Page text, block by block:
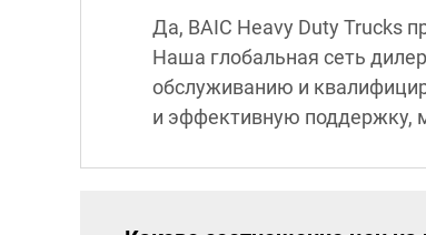
Да, BAIC Heavy Duty Trucks
Наша глобальная сеть
обслуживанию и
и эффективную поддержку,